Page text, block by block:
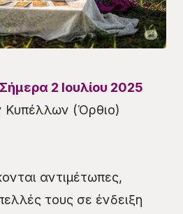
2 Ιουλίου 2025
Κυπέλλων (Όρθιο)
αντιμέτωπες,
τους σε ένδειξη